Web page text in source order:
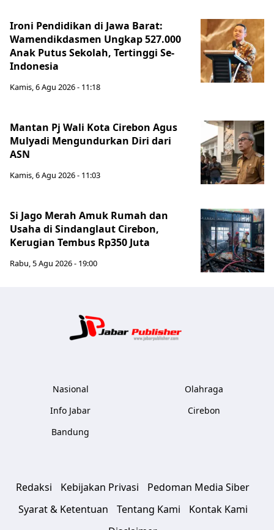
Ironi Pendidikan di Jawa Barat:
Wamendikdasmen Ungkap 527.000
Anak Putus Sekolah, Tertinggi Se-
Indonesia
Kamis, 6 Agu 2026 - 11:18
Mantan Pj Wali Kota Cirebon Agus
Mulyadi Mengundurkan Diri dari
ASN
Kamis, 6 Agu 2026 - 11:03
Si Jago Merah Amuk Rumah dan
Usaha di Sindanglaut Cirebon,
Kerugian Tembus Rp350 Juta
Rabu, 5 Agu 2026 - 19:00
Nasional
Info Jabar
Bandung
Olahraga
Cirebon
Redaksi Kebijakan Privasi
Pedoman Media Siber
Syarat & Ketentuan
Tentang Kami
Kontak Kami